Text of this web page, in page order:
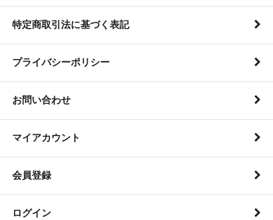
特定商取引法に基づく表記
プライバシーポリシー
お問い合わせ
マイアカウント
会員登録
ログイン